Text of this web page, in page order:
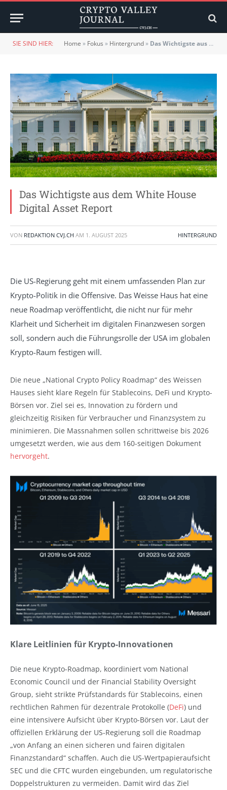
SIE SIND HIER: Home » Fokus » Hintergrund» Das Wichtigste aus dem White House Digital Asset Report
Das Wichtigste aus dem White House
Digital Asset Report
VON REDAKTION CVJ.CH AM 1. AUGUST 2025 HINTERGRUND
Die US-Regierung geht mit einem umfassenden Plan zur
Krypto-Politik in die Offensive. Das Weisse Haus hat eine
neue Roadmap veröffentlicht, die nicht nur für mehr
Klarheit und Sicherheit im digitalen Finanzwesen sorgen
soll, sondern auch die Führungsrolle der USA im globalen
Krypto-Raum festigen will.
Die neue „National Crypto Policy Roadmap“ des Weissen
Hauses sieht klare Regeln für Stablecoins, DeFi und Krypto-
Börsen vor. Ziel sei es, Innovation zu fördern und
gleichzeitig Risiken für Verbraucher und Finanzsystem zu
minimieren. Die Massnahmen sollen schrittweise bis 2026
umgesetzt werden, wie aus dem 160-seitigen Dokument
hervorgeht.
Klare Leitlinien für Krypto-Innovationen
Die neue Krypto-Roadmap, koordiniert vom National
Economic Council und der Financial Stability Oversight
Group, sieht strikte Prüfstandards für Stablecoins, einen
rechtlichen Rahmen für dezentrale Protokolle (DeFi) und
eine intensivere Aufsicht über Krypto-Börsen vor. Laut der
offiziellen Erklärung der US-Regierung soll die Roadmap
„von Anfang an einen sicheren und fairen digitalen
Finanzstandard“ schaffen. Auch die US-Wertpapieraufsicht
SEC und die CFTC wurden eingebunden, um regulatorische
Doppelstrukturen zu vermeiden. Damit wird das Ziel